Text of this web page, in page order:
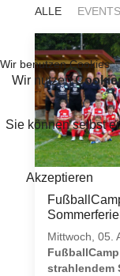
ALLE EVENTS
Mittwoch, 05.
strahlendem
Wir benutzen Cookies
Wir nutzen
Sie können selbst
Akzeptieren